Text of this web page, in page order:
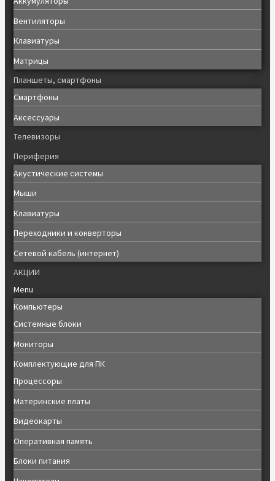
Вентиляторы
Клавиатуры
Матрицы
Планшеты, смартфоны
Смартфоны
Аксессуары
Телевизоры
Периферия
Акустические системы
Мыши
Клавиатуры
Переходники и конверторы
Сетевой кабель (интернет)
АКЦИИ
Menu
Компьютеры
Системные блоки
Мониторы
Комплектующие для ПК
Процессоры
Материнские платы
Видеокарты
Оперативная память
Блоки питания